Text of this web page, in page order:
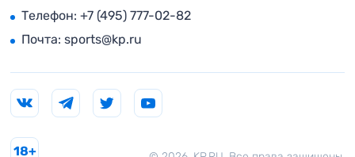
Телефон: +7 (495) 777-02-82
Почта: sports@kp.ru
18+